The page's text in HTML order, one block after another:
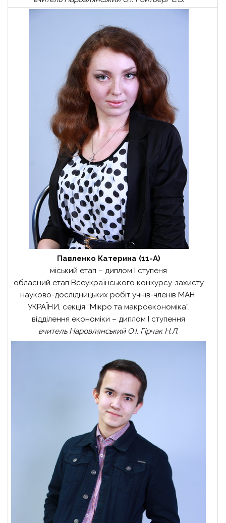
Павленко Катерина (11-А)
міський етап – диплом І ступеня
обласний етап Всеукраїнського конкурсу-захисту
науково-дослідницьких робіт учнів-членів МАН
УКРАЇНИ, секція “Мікро та макроекономіка”,
відділення економіки – диплом І ступення
вчитель Наровлянський О.І. Гірчак Н.Л.